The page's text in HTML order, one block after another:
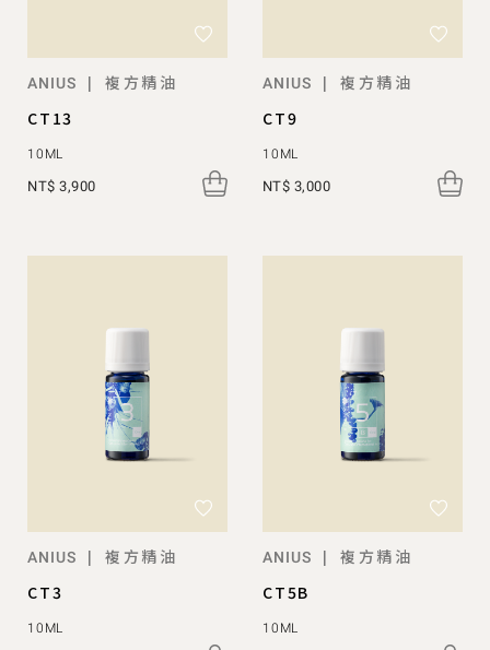
ANIUS |
複方精油
CT13
10ML
NT$ 3,900
ANIUS |
複方精油
CT9
10ML
NT$ 3,000
ANIUS |
複方精油
CT3
10ML
ANIUS |
複方精油
CT5B
10ML